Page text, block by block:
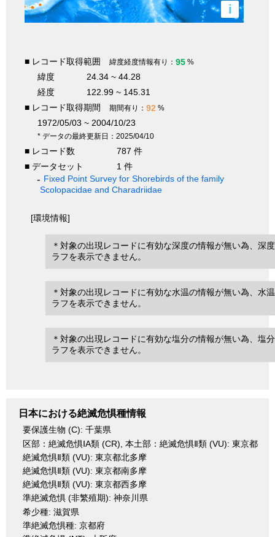
i
■ レコード取得範囲 緯度経度情報有り： 95 %
緯度
24.34 ~ 44.28
経度
122.99 ~ 145.31
■ レコード取得期間
期間有り： 92 %
1972/05/03 ~ 2004/10/23
* データの最終更新日：2025/04/10
■ レコード数
787 件
■ データセット
1 件
Fixed Point Survey for Shorebirds of the family
Scolopacidae and Charadriidae
[環境情報]
＊対象の出現レコードに有効な深度の情報が無い為、深
ラフを表示できません。
＊対象の出現レコードに有効な水温の情報が無い為、水
ラフを表示できません。
＊対象の出現レコードに有効な塩分の情報が無い為、塩
ラフを表示できません。
日本における絶滅危惧種情報
要保護生物 (C): 千葉県
区部：絶滅危惧ⅠA類 (CR), 本土部：絶滅危惧Ⅱ類 (VU): 東京都
絶滅危惧Ⅱ類 (VU): 東京都北多摩
絶滅危惧Ⅱ類 (VU): 東京都南多摩
絶滅危惧Ⅱ類 (VU): 東京都西多摩
準絶滅危惧 (非繁殖期): 神奈川県
希少種: 滋賀県
準絶滅危惧種: 京都府